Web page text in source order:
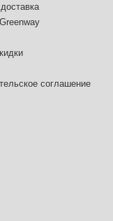
соглашение